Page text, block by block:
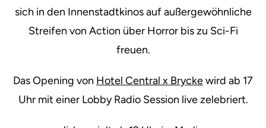
sich in den Innenstadtkinos auf außergewöhnliche
Streifen von Action über Horror bis zu Sci-Fi
freuen.
Das Opening von Hotel Central x Bryckewird ab 17
Uhr mit einer Lobby Radio Session live zelebriert.